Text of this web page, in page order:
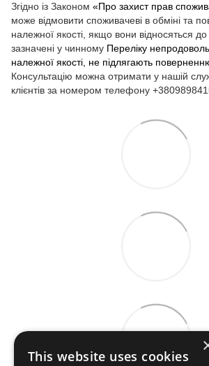
Згідно із Законом «Про захист прав
може відмовити споживачеві в обміні та
належної якості, якщо вони відносяться
зазначені у чинному Переліку
належної якості, не підлягають
Консультацію можна отримати у нашій
клієнтів за номером телефону
This website uses cookies